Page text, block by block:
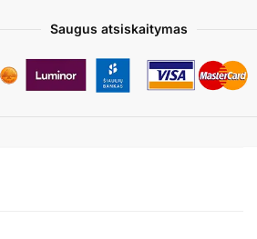
Saugus atsiskaitymas